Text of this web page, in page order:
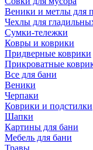
Веники и метлы для
Чехлы для
Сумки-тележки
Ковры и коврики
Придверные коврики
Прикроватные
Все для бани
Веники
Черпаки
Коврики и подстилки
Шапки
Картины для бани
Мебель для бани
Травы